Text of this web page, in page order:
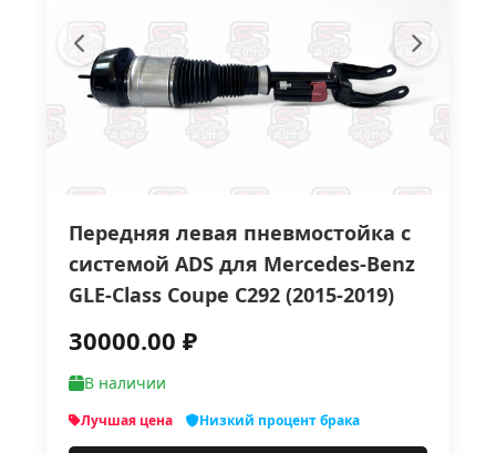
Передняя левая пневмостойка с
системой ADS для Mercedes-Benz
GLE-Class Coupe C292 (2015-2019)
30000.00 ₽
В наличии
Лучшая цена Низкий процент брака